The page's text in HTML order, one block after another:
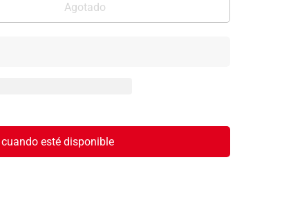
Agotado
esté disponible